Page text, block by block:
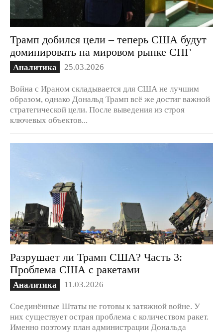
Трамп добился цели – теперь США будут
доминировать на мировом рынке СПГ
Аналитика 25.03.2026
Война с Ираном складывается для США не лучшим
образом, однако Дональд Трамп всё же достиг важной
стратегической цели. После выведения из строя
ключевых объектов...
Разрушает ли Трамп США? Часть 3:
Проблема США с ракетами
Аналитика 11.03.2026
Соединённые Штаты не готовы к затяжной войне. У
них существует острая проблема с количеством ракет.
Именно поэтому план администрации Дональда